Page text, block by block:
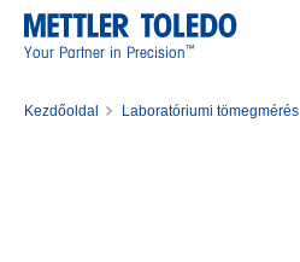
Your Partner in Precision™
Kezdőoldal
Laboratóriumi tömegmérés